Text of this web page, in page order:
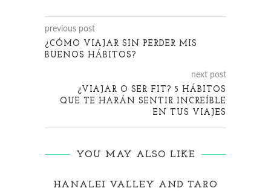
previous post
¿CÓMO VIAJAR SIN PERDER MIS
BUENOS HÁBITOS?
next post
¿VIAJAR O SER FIT? 5 HÁBITOS
QUE TE HARÁN SENTIR INCREÍBLE
EN TUS VIAJES
YOU MAY ALSO LIKE
HANALEI VALLEY AND TARO